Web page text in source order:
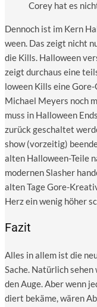
Corey hat es
Den­noch ist im Kern
ween. Das zeigt nicht
die Kills. Hal­lo­ween
zeigt durch­aus eine
lo­ween Kills eine
Micha­el Mey­ers noch
muss in Hal­lo­ween
zurück geschal­tet
show (vor­zei­tig)
alten Hal­lo­ween-Tei­le
moder­nen Slas­her
alten Tage Gore-
Herz ein wenig höher
Fazit
Alles in allem ist die
Sache. Natür­lich
den Auge. Aber wenn
diert bekä­me, wären